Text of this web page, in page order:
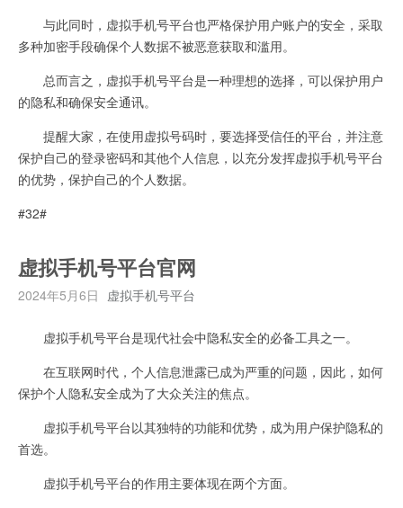
与此同时，虚拟手机号平台也严格保护用户账户的安全，采取
多种加密手段确保个人数据不被恶意获取和滥用。
总而言之，虚拟手机号平台是一种理想的选择，可以保护用户
的隐私和确保安全通讯。
提醒大家，在使用虚拟号码时，要选择受信任的平台，并注意
保护自己的登录密码和其他个人信息，以充分发挥虚拟手机号平台
的优势，保护自己的个人数据。
#32#
虚拟手机号平台官网
2024年5月6日 虚拟手机号平台
虚拟手机号平台是现代社会中隐私安全的必备工具之一。
在互联网时代，个人信息泄露已成为严重的问题，因此，如何
保护个人隐私安全成为了大众关注的焦点。
虚拟手机号平台以其独特的功能和优势，成为用户保护隐私的
首选。
虚拟手机号平台的作用主要体现在两个方面。